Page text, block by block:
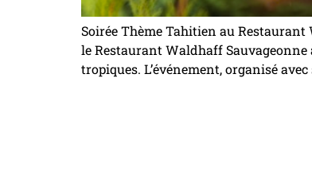
Soirée Thème Tahitien au
le Restaurant Waldhaff
tropiques. L’événement, organisé